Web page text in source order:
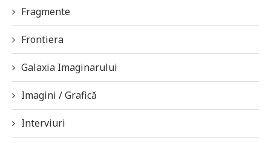
Fragmente
Frontiera
Galaxia Imaginarului
Imagini / Grafică
Interviuri